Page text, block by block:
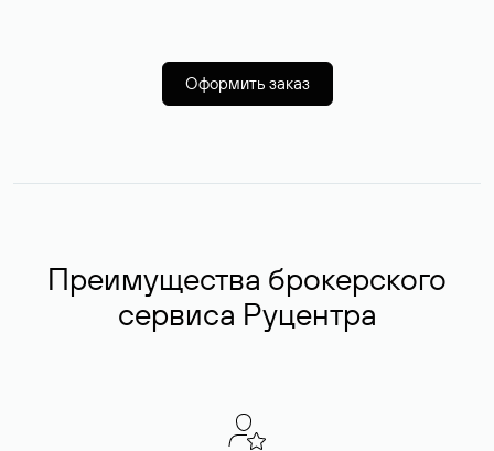
Оформить заказ
Преимущества брокерского
сервиса Руцентра